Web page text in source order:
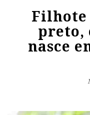
Filhote
preto,
nasce